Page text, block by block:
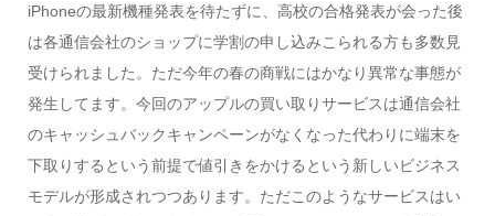
iPhoneの最新機種発表を待たずに、高校の合格発表が会った後
は各通信会社のショップに学割の申し込みこられる方も多数見
受けられました。ただ今年の春の商戦にはかなり異常な事態が
発生してます。今回のアップルの買い取りサービスは通信会社
のキャッシュバックキャンペーンがなくなった代わりに端末を
下取りするという前提で値引きをかけるという新しいビジネス
モデルが形成されつつあります。ただこのようなサービスはい